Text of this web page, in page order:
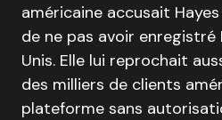
américaine accusait
de ne pas avoir enregistré
Unis. Elle lui reprochait
des milliers de clients
plateforme sans